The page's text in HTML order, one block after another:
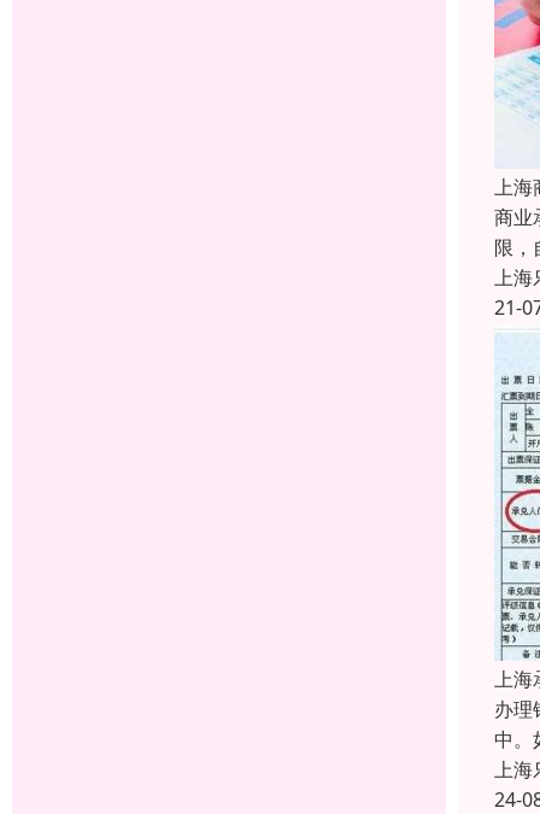
上海
商
限
上海
21-
上海
办理
中。
上海
24-